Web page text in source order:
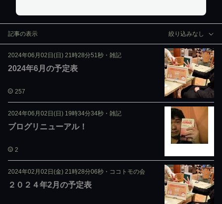
記事の表示 絞り込みなし
2024年06月02日(日) 21時28分51秒 ・ 雑記
2024年6月の予定表
257
2024年06月02日(日) 19時34分34秒 ・ 雑記
ブログリニューアル！
2
2024年02月02日(金) 21時28分06秒 ・ ココトモの会
２０２４年2月の予定表